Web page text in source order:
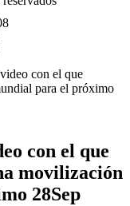
con el que
para el próximo
con el que
movilización
28Sep